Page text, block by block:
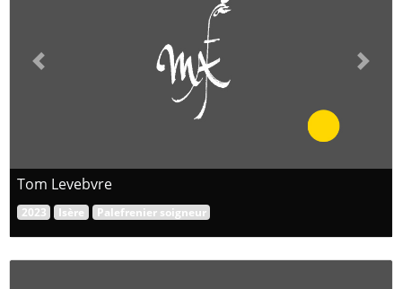
Previous Next
Tom Levebvre
2023 Isère Palefrenier soigneur